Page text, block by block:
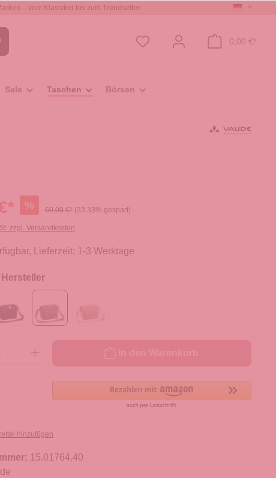
– vom Klassiker bis zum Trendsetter
0,00 €*
Sale Taschen Börsen
% 60,00 €* (33.33% gespart)
zzgl. Versandkosten
Lieferzeit: 1-3 Werktage
hinzufügen
15.01764.40